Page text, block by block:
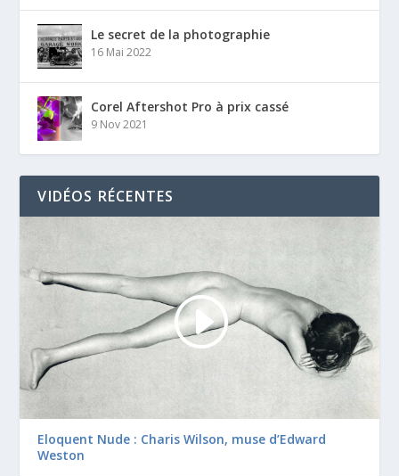
Le secret de la photographie
16 Mai 2022
Corel Aftershot Pro à prix cassé
9 Nov 2021
VIDÉOS RÉCENTES
Eloquent Nude : Charis Wilson, muse d’Edward
Weston